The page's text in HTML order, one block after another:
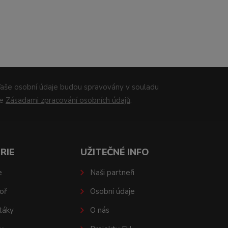
osobní údaje budou spravovány v souladu
Zásadami zpracování osobních údajů.
UŽITEČNÉ INFO
Naši partneři
Osobní údaje
O nás